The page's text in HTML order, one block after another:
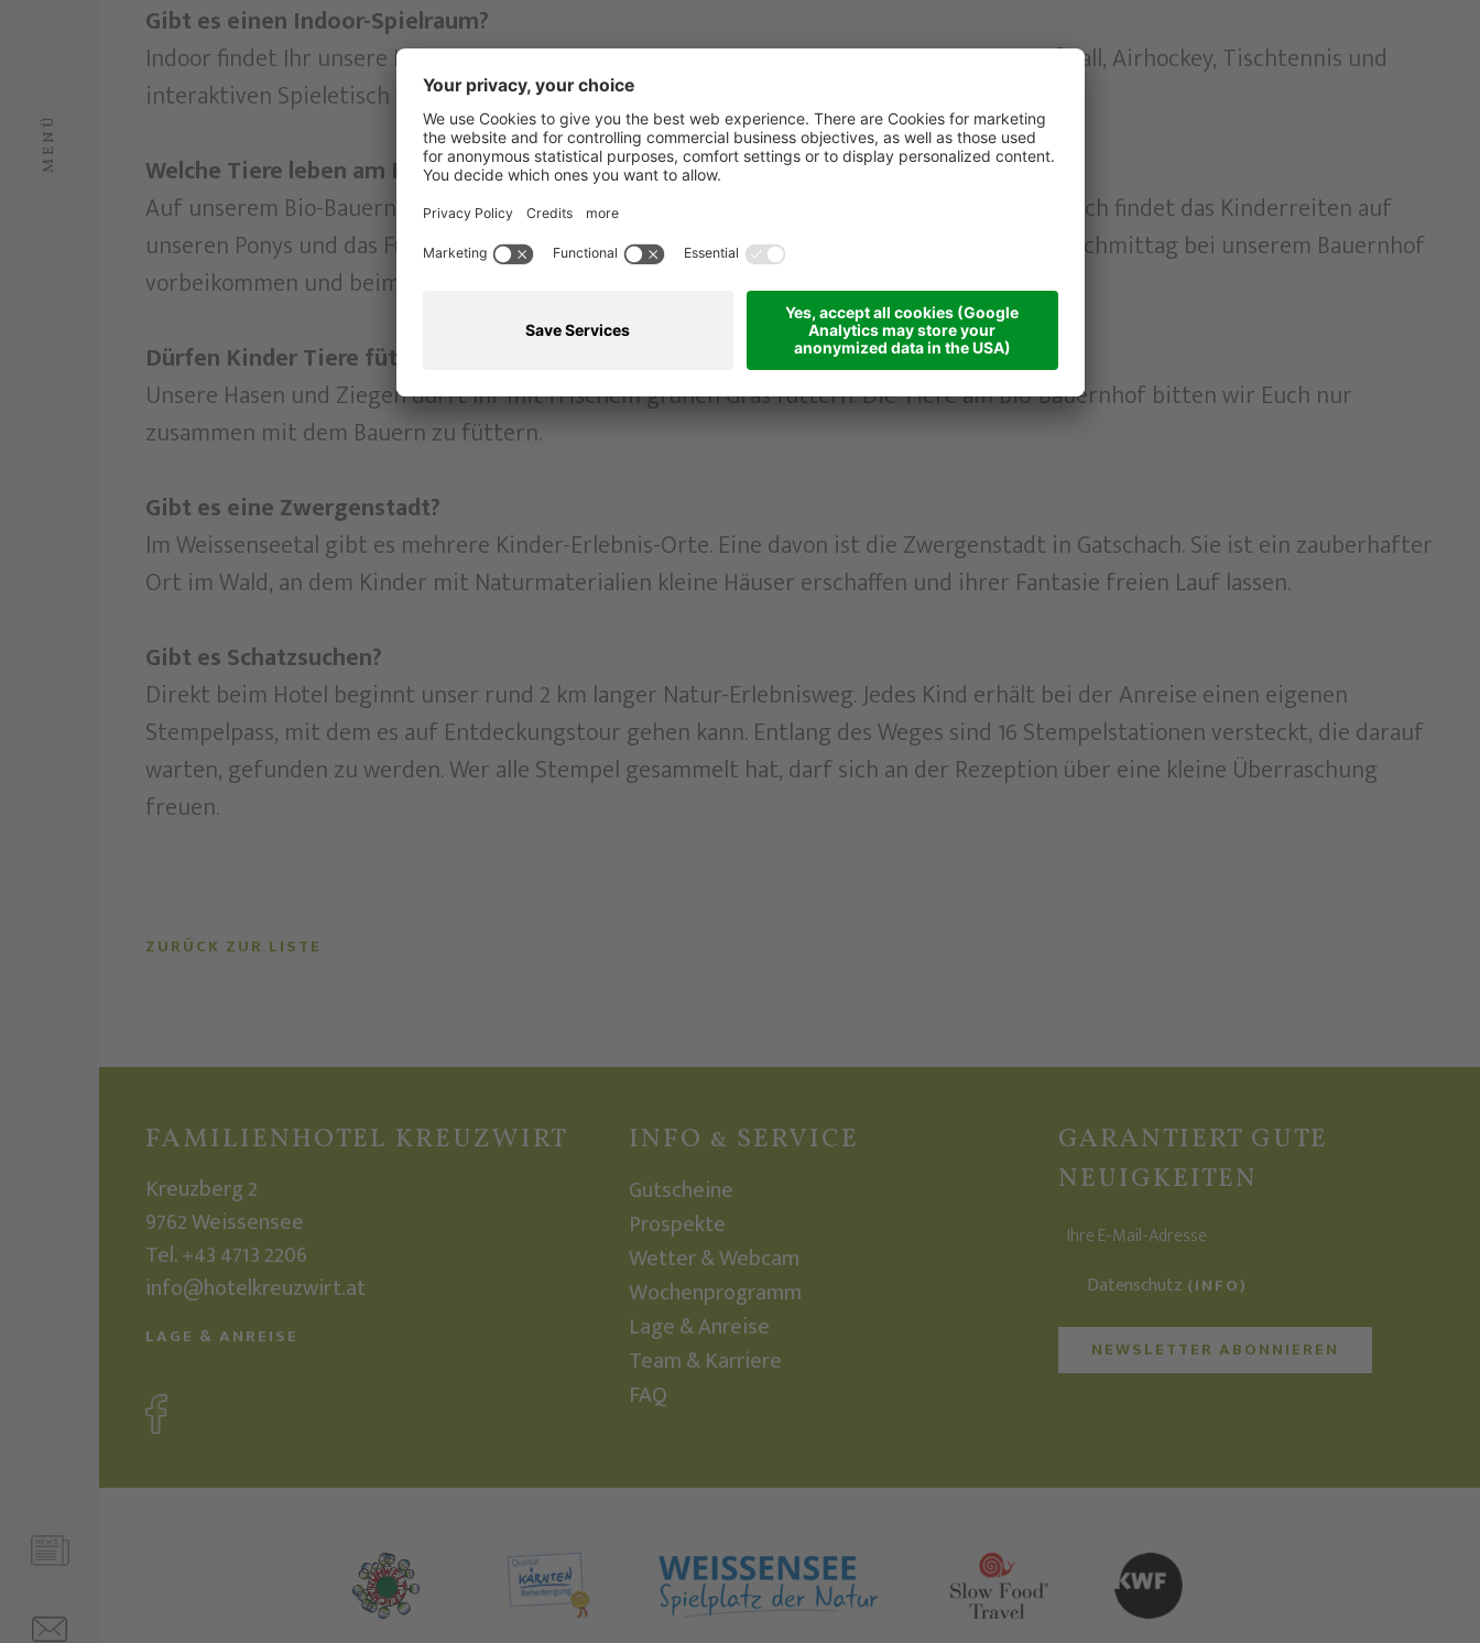
MENÜ
Gibt es einen Indoor-Spielraum?
Indoor findet Ihr unsere Kinderwelt mit Bastelraum, Soft-Play-Anlage, Kino Raum, Tischfußball, Airhockey, Tischtennis und
interaktiven Spieletisch
Welche Tiere leben am Bauernhof?
Auf unserem Bio-Bauernhof leben Kühe, Pferde, Hasen, Ziegen und Katzen. Einmal wöchentlich findet das Kinderreiten auf
unseren Ponys und das Füttern der Tiere am Bauernhof statt. Gerne könnt ihr täglich am Nachmittag bei unserem Bauernhof
vorbeikommen und beim Füttern der Tiere zuschauen und mithelfen.
Dürfen Kinder Tiere füttern?
Unsere Hasen und Ziegen dürft Ihr mit frischem grünen Gras füttern. Die Tiere am Bio-Bauernhof bitten wir Euch nur
zusammen mit dem Bauern zu füttern.
Gibt es eine Zwergenstadt?
Im Weissenseetal gibt es mehrere Kinder-Erlebnis-Orte. Eine davon ist die Zwergenstadt in Gatschach. Sie ist ein zauberhafter
Ort im Wald, an dem Kinder mit Naturmaterialien kleine Häuser erschaffen und ihrer Fantasie freien Lauf lassen.
Gibt es Schatzsuchen?
Direkt beim Hotel beginnt unser rund 2 km langer Natur-Erlebnisweg. Jedes Kind erhält bei der Anreise einen eigenen
Stempelpass, mit dem es auf Entdeckungstour gehen kann. Entlang des Weges sind 16 Stempelstationen versteckt, die darauf
warten, gefunden zu werden. Wer alle Stempel gesammelt hat, darf sich an der Rezeption über eine kleine Überraschung
freuen.
ZURÜCK ZUR LISTE
FAMILIENHOTEL KREUZWIRT
Kreuzberg 2
9762Weissensee
Tel.+43 4713 2206
info@hotelkreuzwirt.at
LAGE & ANREISE
INFO & SERVICE
Gutscheine
Prospekte
Wetter & Webcam
Wochenprogramm
Lage & Anreise
Team & Karriere
FAQ
GARANTIERT GUTE
NEUIGKEITEN
Datenschutz (INFO)
NEWSLETTER ABONNIEREN